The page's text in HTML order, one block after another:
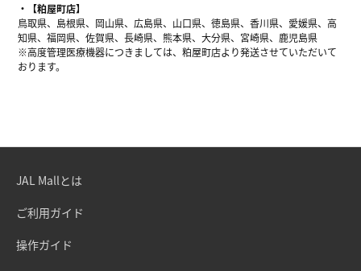
【粕屋町店】
鳥取県、島根県、岡山県、広島県、山口県、徳島県、香川県、愛媛県、高
知県、福岡県、佐賀県、長崎県、熊本県、大分県、宮崎県、鹿児島県
※高度管理医療機器につきましては、粕屋町店より発送させていただいて
おります。
JAL Mallとは
ご利用ガイド
操作ガイド